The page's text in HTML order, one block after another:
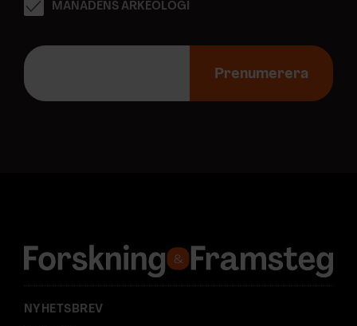
MÅNADENS ARKEOLOGI
E
p
s
:
Prenumerera
NYHETSBREV